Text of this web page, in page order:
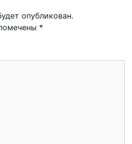
опубликован.
*